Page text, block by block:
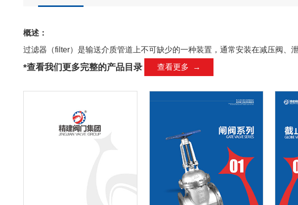
概述：
过滤器（filter）是输送介质管道上不可缺少的一种装置，通常安装在减压阀、
*查看我们更多完整的产品目录 查看更多 →